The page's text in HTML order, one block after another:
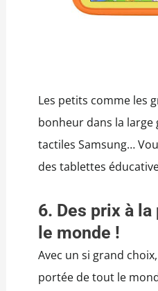
Les petits comme les
bonheur dans la large
tactiles Samsung…
des tablettes
6. Des prix à
le monde !
Avec un si grand
portée de tout le